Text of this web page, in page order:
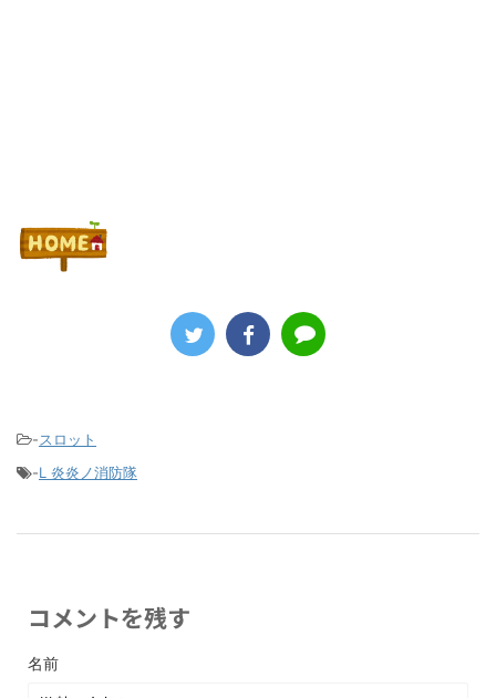
-スロット
-L 炎炎ノ消防隊
コメントを残す
名前